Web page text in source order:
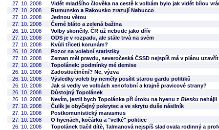
27. 10. 2008
Vidět mladšího člověka na cestě k volbám bylo jak vidět bílou
27. 10. 2008
Rumunsko a Rakousko zrazují Nabucco
27. 10. 2008
Jednou větou
27. 10. 2008
Černé bláto a zelená bažina
26. 10. 2008
Volby skončily. ČR už nebude jako dřív
27. 10. 2008
ODS je v rozpadu, ale stále trvá na svém
27. 10. 2008
Kvůli třiceti korunám?
26. 10. 2008
Pozor na volební statistiky
27. 10. 2008
Zeman měl pravdu, severočeská ČSSD nejspíš má v plánu
27. 10. 2008
Topolánek: podmínky mé demise
26. 10. 2008
Zadostiučinění? Ne, výzva
26. 10. 2008
Výsledky voleb by neměly posílit starou gardu politiků
26. 10. 2008
Jak si vedly ve volbách xenofobní a krajně pravicové strany?
26. 10. 2008
Důstojný Topolánek
26. 10. 2008
Nevím, jestli bych Topolánka při útoku na hyenu z Blesku nehájil
27. 10. 2008
Čulík je obyčejný pokrytec a ve skrytu duše násilník
27. 10. 2008
Postkomunistický marasmus
27. 10. 2008
O hyenách, kočárku a "velké" politice
26. 10. 2008
Topolánek tlačil dítě, Talmanová nejspíš slaďovala rodinný a